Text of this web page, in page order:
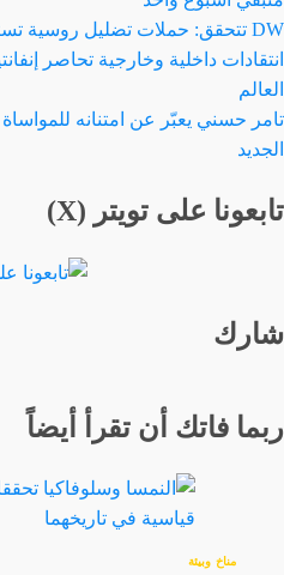
DW تتحقق: حملات تضليل روسية تستهدف الانتخابات الألمانية
انتقادات داخلية وخارجية تحاصر
العالم
تامر حسني يعبّر عن امتنانه
الجديد
تابعونا على تويتر (X)
شارك
ربما فاتك أن تقرأ أيضاً
مناخ وبيئة